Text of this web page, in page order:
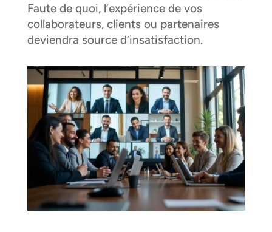
Faute de quoi, l’expérience de vos
collaborateurs, clients ou partenaires
deviendra source d’insatisfaction.